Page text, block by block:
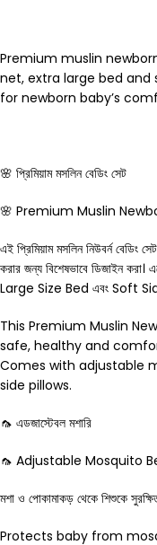
Premium muslin
net, extra large bed and
for newborn baby’s
🌸 প্রিমিয়াম মসলিন বেডিং সেট
🌸 Premium Muslin
এই প্রিমিয়াম মসলিন নিউবর্ন বেডিং
করার জন্য বিশেষভাবে ডিজাইন
Large Size Bed এবং Soft
This Premium Muslin
safe, healthy and
Comes with adjustable
side pillows.
🦟 এডজাস্টেবল মশারি
🦟 Adjustable Mosquito
মশা ও পোকামাকড় থেকে শিশুকে
Protects baby from